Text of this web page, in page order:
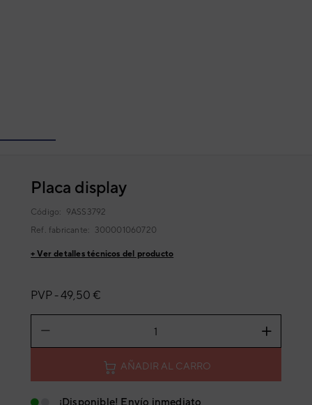
Placa display
Código: 9ASS3792
Ref. fabricante: 300001060720
+ Ver detalles técnicos del producto
PVP -49,50 €
AÑADIR AL CARRO
¡Disponible! Envío inmediato